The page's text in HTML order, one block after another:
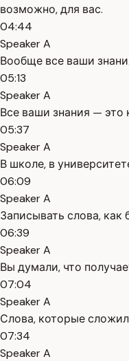
возможно, для вас.
04:44
Speaker A
Вообще все ваши
05:13
Speaker A
Все ваши знания — это
05:37
Speaker A
В школе, в
06:09
Speaker A
Записывать слова, как
06:39
Speaker A
Вы думали, что
07:04
Speaker A
Слова, которые
07:34
Speaker A